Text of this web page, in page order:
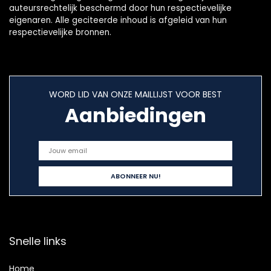
auteursrechtelijk beschermd door hun respectievelijke
eigenaren. Alle geciteerde inhoud is afgeleid van hun
respectievelijke bronnen.
WORD LID VAN ONZE MAILLIJST VOOR BEST
Aanbiedingen
Snelle links